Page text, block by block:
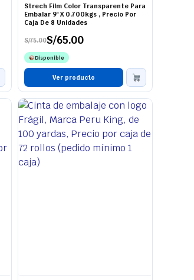
Strech Film Color Transparente Para
Embalar 9" X 0.700kgs , Precio Por
Caja De 8 Unidades
S/75.00
El
precio
original
era:
S/75.00.
S/65.00
El
precio
actual
es:
S/65.00.
Disponible
Ver producto